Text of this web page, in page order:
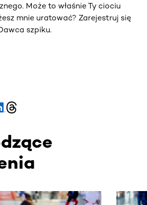
Może to właśnie Ty ciociu
mnie uratować? Zarejestruj się
szpiku.
przewijane w poziomie. Użyj